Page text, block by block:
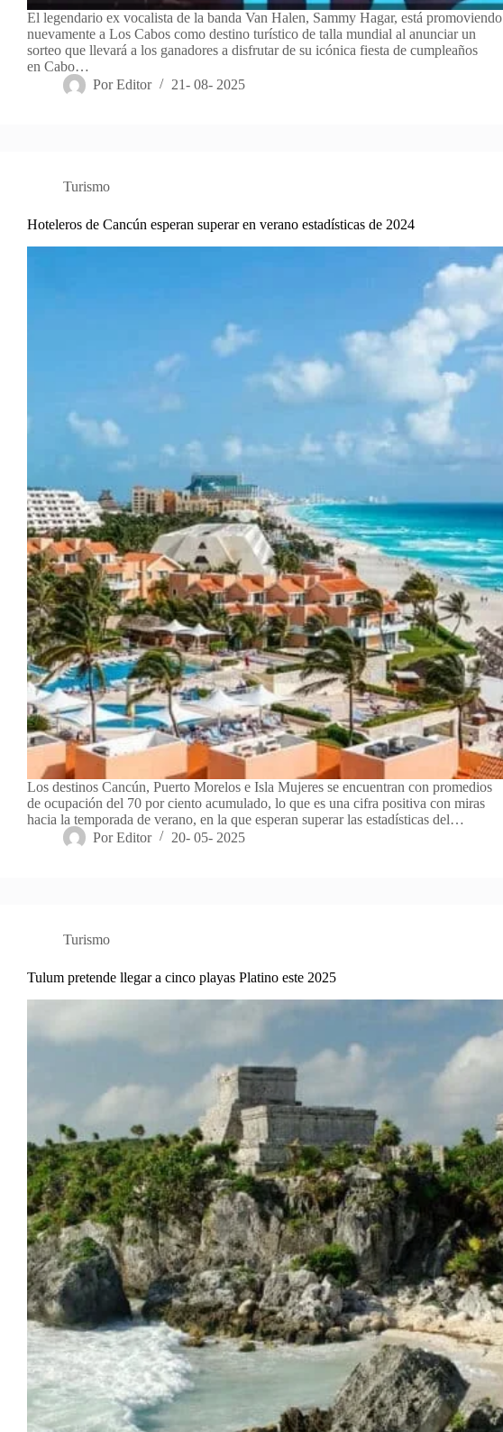
El legendario ex vocalista de la banda Van Halen, Sammy Hagar, está promoviendo
nuevamente a Los Cabos como destino turístico de talla mundial al anunciar un
sorteo que llevará a los ganadores a disfrutar de su icónica fiesta de cumpleaños
en Cabo…
Por Editor 21- 08- 2025
Turismo
Hoteleros de Cancún esperan superar en verano estadísticas de 2024
Los destinos Cancún, Puerto Morelos e Isla Mujeres se encuentran con promedios
de ocupación del 70 por ciento acumulado, lo que es una cifra positiva con miras
hacia la temporada de verano, en la que esperan superar las estadísticas del…
Por Editor 20- 05- 2025
Turismo
Tulum pretende llegar a cinco playas Platino este 2025